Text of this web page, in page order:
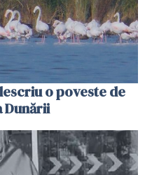
o poveste de
Dunării